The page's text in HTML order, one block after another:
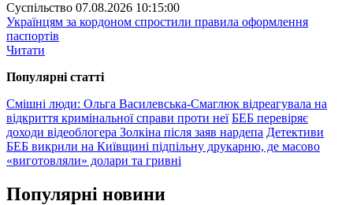
Суспiльство 07.08.2026 10:15:00
Українцям за кордоном спростили правила оформлення
паспортів
Читати
Популярнi статтi
Смішні люди: Ольга Василевська-Смаглюк відреагувала на
відкриття кримінальної справи проти неї БЕБ перевіряє
доходи відеоблогера Золкіна після заяв нардепа Детективи
БЕБ викрили на Київщині підпільну друкарню, де масово
«виготовляли» долари та гривні
Популярнi новини